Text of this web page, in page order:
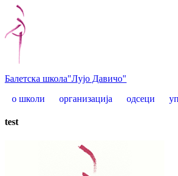
Балетска школа"Лујо Давичо"
о школи
организација одсеци
test